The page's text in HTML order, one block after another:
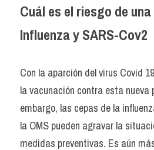
Cuál es el riesgo de
Influenza y SARS-Cov2
Con la aparción del virus Covid
la vacunación contra esta nueva
embargo, las cepas de la
la OMS pueden agravar la
medidas preventivas. Es aún